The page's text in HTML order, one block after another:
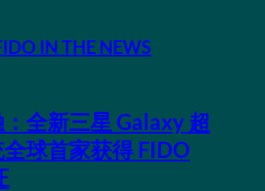
IN THE NEWS
全新三星 Galaxy 超
球首家获得 FIDO